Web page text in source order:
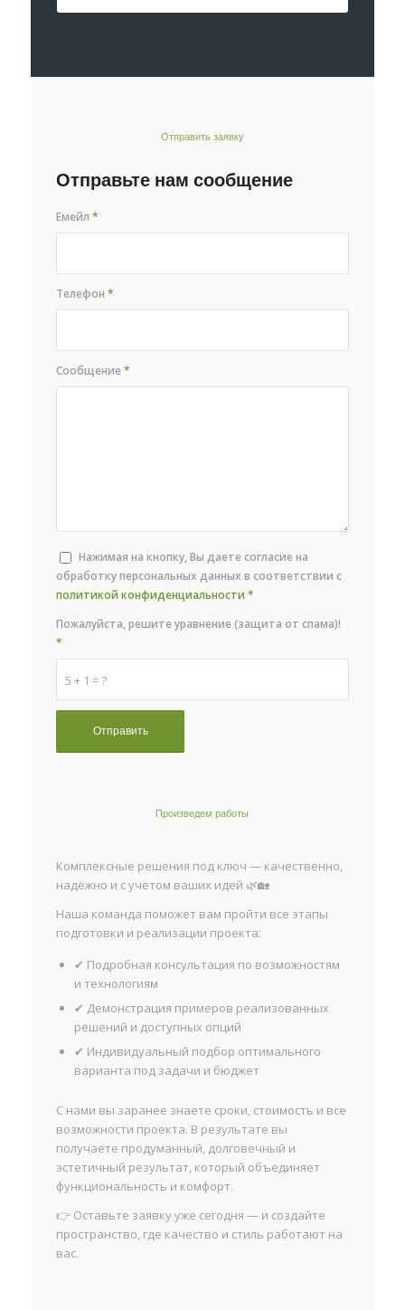
Отправить заявку
Отправьте нам сообщение
Емейл*
Телефон*
Сообщение*
Нажимая на кнопку, Вы даете согласие на
обработку персональных данных в соответствии с
политикой конфиденциальности *
5 + 1 = ?
Пожалуйста, решите уравнение (защита от спама)!
*
Произведем работы
Комплексные решения под ключ — качественно,
надёжно и с учётом ваших идей 🌿🏡
Наша команда поможет вам пройти все этапы
подготовки и реализации проекта:
✔ Подробная консультация по возможностям
и технологиям
✔ Демонстрация примеров реализованных
решений и доступных опций
✔ Индивидуальный подбор оптимального
варианта под задачи и бюджет
С нами вы заранее знаете сроки, стоимость и все
возможности проекта. В результате вы
получаете продуманный, долговечный и
эстетичный результат, который объединяет
функциональность и комфорт.
👉 Оставьте заявку уже сегодня — и создайте
пространство, где качество и стиль работают на
вас.